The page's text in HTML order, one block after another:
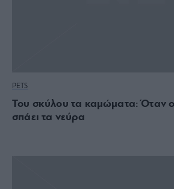
PETS
Του σκύλου τα καμώματα: Όταν
σπάει τα νεύρα